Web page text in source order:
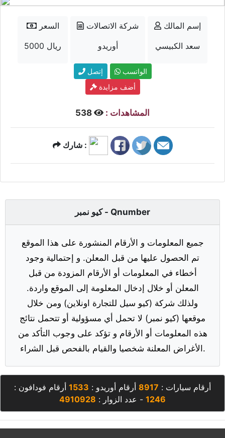
السعر
5000 ريال
شركة الاتصالات
أوريدو
إسم المالك
سعد الكبيسي
إتصل
الواتسب
أضف مزايدة
المشاهدات :
شارك :
كيو نمبر - Qnumber
جميع المعلومات و الأرقام المنشورة على هذا الموقع
تم الحصول عليها من قبل المعلن. و إحتمالية وجود
أخطاء في المعلومات أو الأرقام المزودة من قبل
المعلن أو خلال إدخال المعلومة إلى الموقع واردة.
ولذلك شركة (كيو سيل للتجارة اونلاين) ومن خلال
موقعها (كيو نمبر) لا تحمل أي مسؤولية أو تتحمل نتائج
هذه المعلومات أو الأرقام و تؤكد على وجوب التأكد من
الأغراض المعلنة شخصيا والقيام بالفحص قبل الشراء.
أرقام سيارات : 8917 أرقام أوريدو : 1533 أرقام فودافون :
1246 - عدد الزوار : 4910928